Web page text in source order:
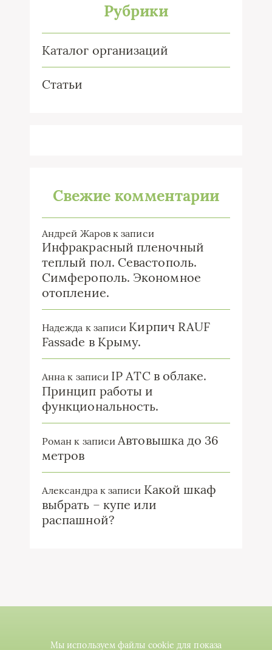
Рубрики
Каталог организаций
Статьи
Свежие комментарии
Андрей Жаровк записи
Инфракрасный пленочный
теплый пол. Севастополь.
Симферополь. Экономное
отопление.
Надежда к записи Кирпич RAUF
Fassade в Крыму.
Анна к записи IP ATC в облаке.
Принцип работы и
функциональность.
Роман к записи Автовышка до 36
метров
Александра к записи Какой шкаф
выбрать – купе или
распашной?
Мы используем файлы cookie для показа